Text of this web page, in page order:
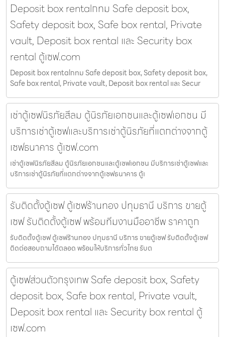
Deposit box rentalกทม Safe deposit box,
Safety deposit box, Safe box rental, Private
vault, Deposit box rental และ Security box
rental ตู้เซฟ.com
Deposit box rentalกทม Safe deposit box, Safety deposit box,
Safe box rental, Private vault, Deposit box rental และ Secur
เช่าตู้เซฟนิรภัยสีลม ตู้นิรภัยเอกชนและตู้เซฟเอกชน มี
บริการเช่าตู้เซฟและบริการเช่าตู้นิรภัยที่แตกต่างจากตู้
เซฟธนาคาร ตู้เซฟ.com
เช่าตู้เซฟนิรภัยสีลม ตู้นิรภัยเอกชนและตู้เซฟเอกชน มีบริการเช่าตู้เซฟและ
บริการเช่าตู้นิรภัยที่แตกต่างจากตู้เซฟธนาคาร ตู้เ
รับติดตั้งตู้เซฟ ตู้เซฟร้านทอง ปทุมธานี บริการ ขายตู้
เซฟ รับติดตั้งตู้เซฟ พร้อมทีมงานมืออาชีพ ราคาถูก
รับติดตั้งตู้เซฟ ตู้เซฟร้านทอง ปทุมธานี บริการ ขายตู้เซฟ รับติดตั้งตู้เซฟ
ติดต่อสอบถามได้ตลอด พร้อมให้บริการทั่วไทย รับต
ตู้เซฟส่วนตัวกรุงเทพ Safe deposit box, Safety
deposit box, Safe box rental, Private vault,
Deposit box rental และ Security box rental ตู้
เซฟ.com